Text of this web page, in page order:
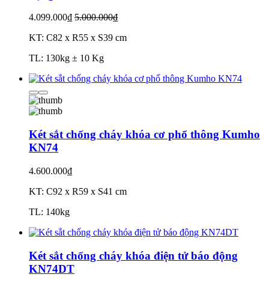
4.099.000₫ 5.000.000₫
KT: C82 x R55 x S39 cm
TL: 130kg ± 10 Kg
Két sắt chống cháy khóa cơ phổ thông Kumho
KN74
4.600.000₫
KT: C92 x R59 x S41 cm
TL: 140kg
Két sắt chống cháy khóa điện tử báo động
KN74DT